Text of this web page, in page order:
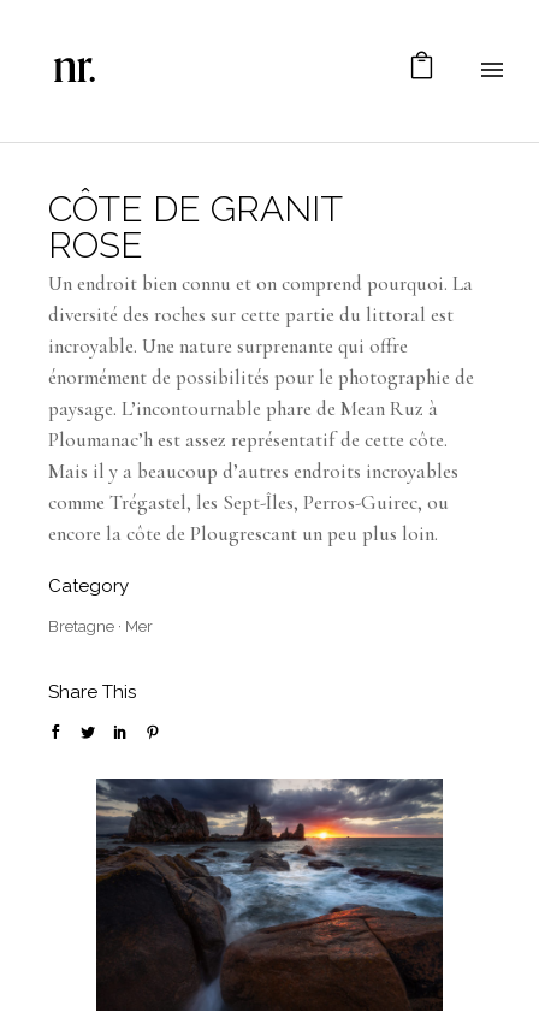
CÔTE DE GRANIT
ROSE
Un endroit bien connu et on comprend pourquoi. La
diversité des roches sur cette partie du littoral est
incroyable. Une nature surprenante qui offre
énormément de possibilités pour le photographie de
paysage. L’incontournable phare de Mean Ruz à
Ploumanac’h est assez représentatif de cette côte.
Mais il y a beaucoup d’autres endroits incroyables
comme Trégastel, les Sept-Îles, Perros-Guirec, ou
encore la côte de Plougrescant un peu plus loin.
Category
Bretagne · Mer
Share This